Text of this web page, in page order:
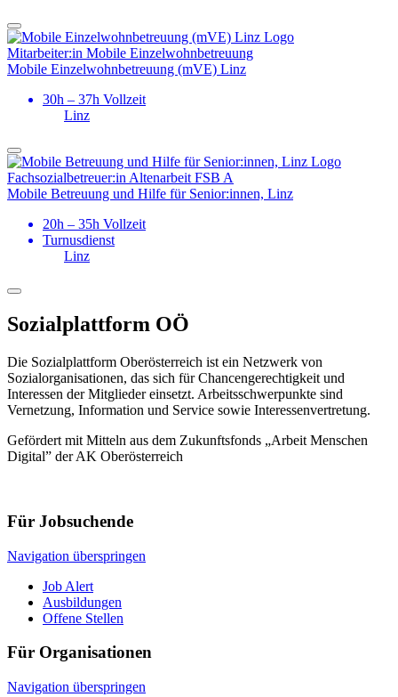
Mitarbeiter:in Mobile Einzelwohn­betreuung
Mobile Einzelwohnbetreuung (mVE) Linz
30h – 37h Vollzeit
Linz
Fach­sozial­­betreuer:in Altenarbeit FSB A
Mobile Betreuung und Hilfe für Senior:innen, Linz
20h – 35h Vollzeit
Turnusdienst
Linz
Sozialplattform OÖ
Die Sozialplattform Oberösterreich ist ein Netzwerk von
Sozialorganisationen, das sich für Chancengerechtigkeit und
Interessen der Mitglieder einsetzt. Arbeitsschwerpunkte sind
Vernetzung, Information und Service sowie Interessenvertretung.
Gefördert mit Mitteln aus dem Zukunftsfonds „Arbeit Menschen
Digital” der AK Oberösterreich
Für Jobsuchende
Navigation überspringen
Job Alert
Ausbildungen
Offene Stellen
Für Organisationen
Navigation überspringen